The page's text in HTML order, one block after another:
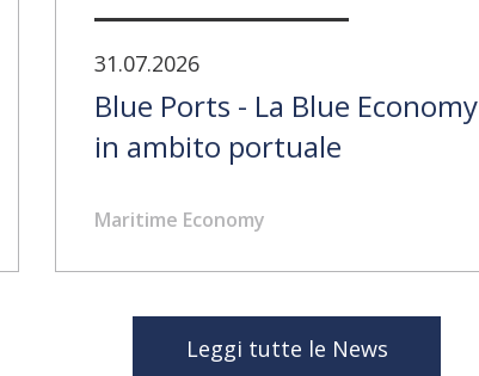
31.07.2026
Blue Ports - La Blue Economy
in ambito portuale
Maritime Economy
Leggi tutte le News